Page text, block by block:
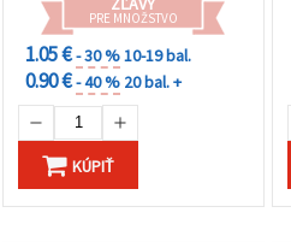
kliknutím
na tlačidlo
"Uložiť"
Prijať
Nastavenia
PRE MNOŽSTVO
1.05 €- 30 %10-19 bal.
0.90 €- 40 % 20 bal. +
KÚPIŤ